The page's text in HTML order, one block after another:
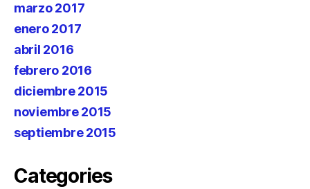
marzo 2017
enero 2017
abril 2016
febrero 2016
diciembre 2015
noviembre 2015
septiembre 2015
Categories